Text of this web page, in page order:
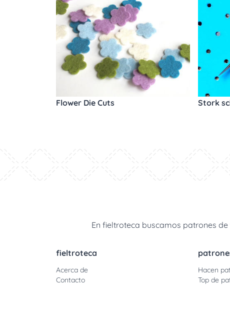
Flower Die Cuts Stork
En fieltroteca buscamos patrones
fieltroteca
Acerca de
Contacto
Hacen
Top de